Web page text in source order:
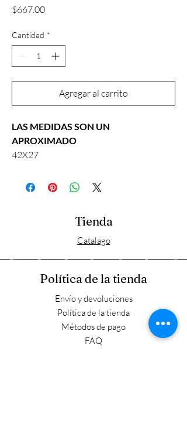
$667.00Precio
Cantidad *
Agregar al carrito
LAS MEDIDAS SON UN
APROXIMADO
42X27
Tienda
Catalago
Política de la tienda
Envío y devoluciones
Política de la tienda
Métodos de pago
FAQ